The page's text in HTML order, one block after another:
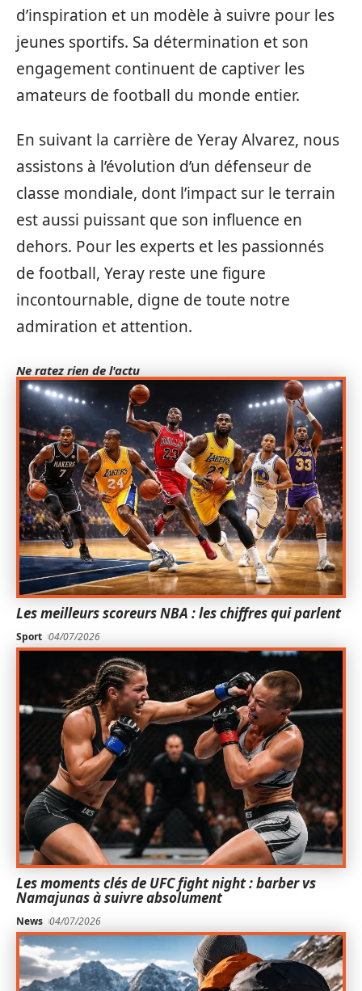
d’inspiration et un modèle à suivre pour les
jeunes sportifs. Sa détermination et son
engagement continuent de captiver les
amateurs de football du monde entier.
En suivant la carrière de Yeray Alvarez, nous
assistons à l’évolution d’un défenseur de
classe mondiale, dont l’impact sur le terrain
est aussi puissant que son influence en
dehors. Pour les experts et les passionnés
de football, Yeray reste une figure
incontournable, digne de toute notre
admiration et attention.
Ne ratez rien de l'actu
Les meilleurs scoreurs NBA : les chiffres qui parlent
Sport 04/07/2026
Les moments clés de UFC fight night : barber vs
Namajunas à suivre absolument
News 04/07/2026